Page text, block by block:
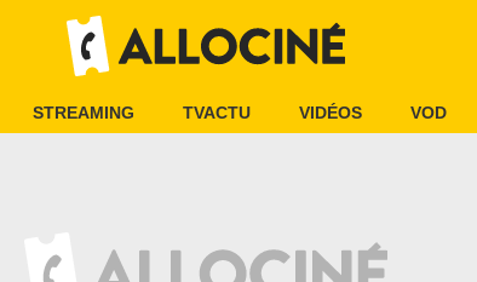
STREAMING TVACTU VIDÉOS VOD